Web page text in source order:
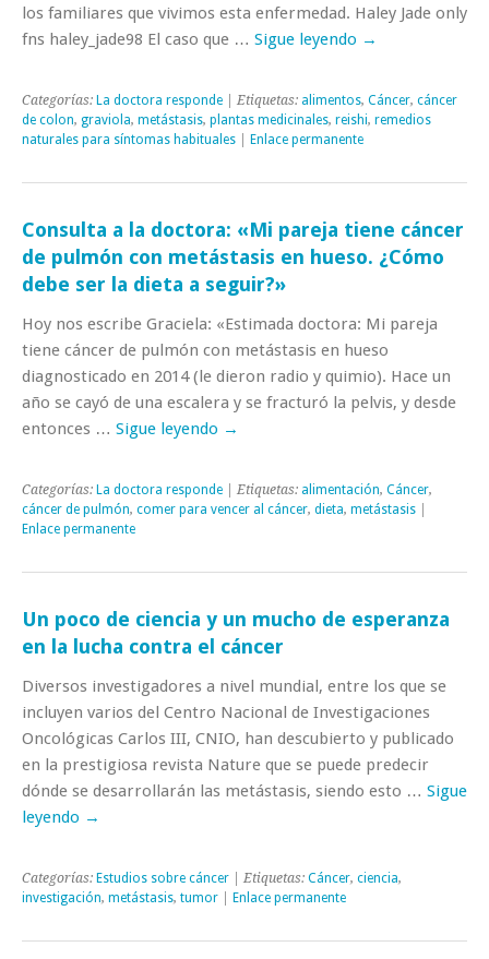
los familiares que vivimos esta enfermedad. Haley Jade only
fns haley_jade98 El caso que … Sigue leyendo →
Categorías: La doctora responde | Etiquetas: alimentos, Cáncer, cáncer
de colon, graviola, metástasis, plantas medicinales, reishi, remedios
naturales para síntomas habituales
Enlace permanente
Consulta a la doctora: «Mi pareja tiene cáncer
de pulmón con metástasis en hueso. ¿Cómo
debe ser la dieta a seguir?»
Hoy nos escribe Graciela: «Estimada doctora: Mi pareja
tiene cáncer de pulmón con metástasis en hueso
diagnosticado en 2014 (le dieron radio y quimio). Hace un
año se cayó de una escalera y se fracturó la pelvis, y desde
entonces … Sigue leyendo →
Categorías: La doctora responde | Etiquetas: alimentación, Cáncer,
cáncer de pulmón, comer para vencer al cáncer, dieta, metástasis
Enlace permanente
Un poco de ciencia y un mucho de esperanza
en la lucha contra el cáncer
Diversos investigadores a nivel mundial, entre los que se
incluyen varios del Centro Nacional de Investigaciones
Oncológicas Carlos III, CNIO, han descubierto y publicado
en la prestigiosa revista Nature que se puede predecir
dónde se desarrollarán las metástasis, siendo esto … Sigue
leyendo →
Categorías: Estudios sobre cáncer | Etiquetas: Cáncer, ciencia,
investigación, metástasis, tumor Enlace permanente